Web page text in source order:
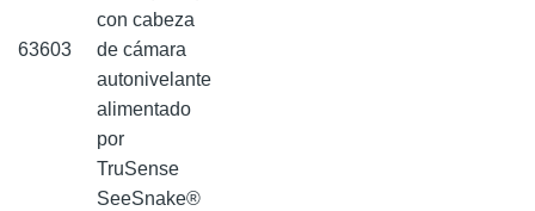
63603
con cabeza
de cámara
autonivelante
alimentado
por
TruSense
SeeSnake®